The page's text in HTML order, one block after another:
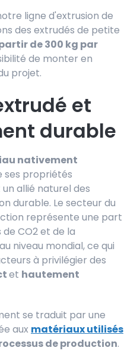
ligne d'extrusion de
des extrudés de petite
de 300 kg par
de monter en
projet.
et
durable
nativement
ses propriétés
allié naturel des
durable. Le secteur du
représente une part
CO2 et de la
niveau mondial, ce qui
à privilégier des
et hautement
se traduit par une
aux matériaux utilisés
de production.